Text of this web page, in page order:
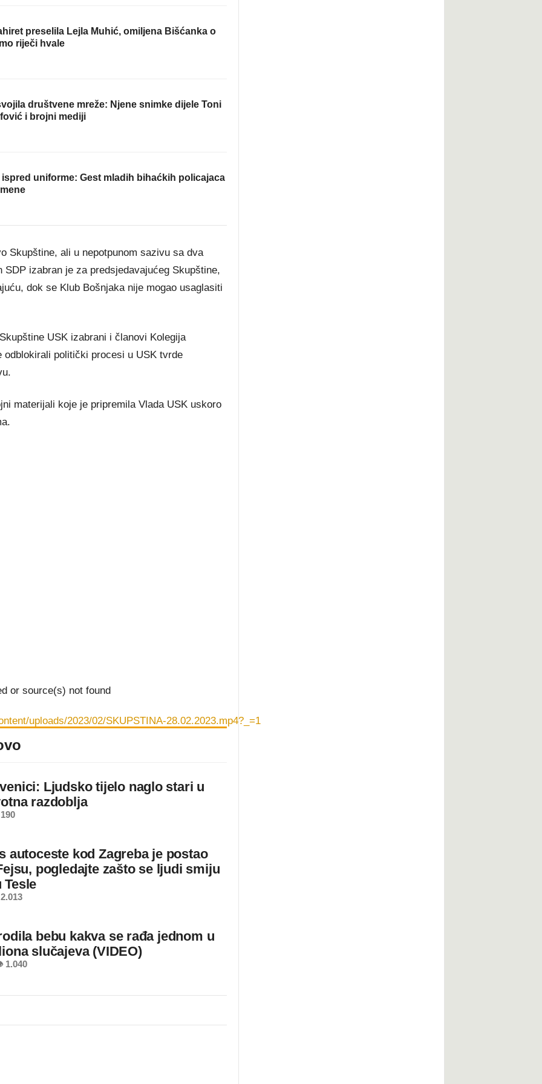
preselila Lejla Muhić, omiljena Bišćanka o
riječi hvale
društvene mreže: Njene snimke dijele Toni
i brojni mediji
uniforme: Gest mladih bihaćkih policajaca
Skupštine, ali u nepotpunom sazivu sa dva
izabran je za predsjedavajućeg Skupštine,
dok se Klub Bošnjaka nije mogao usaglasiti
USK izabrani i članovi Kolegija
politički procesi u USK tvrde
materijali koje je pripremila Vlada USK uskoro
or source(s) not found
uploads/2023/02/SKUPSTINA-28.02.2023.mp4?_=1
ili smanjivanje tona.
Ljudsko tijelo naglo stari u
razdoblja
autoceste kod Zagreba je postao
pogledajte zašto se ljudi smiju
Tesle
bebu kakva se rađa jednom u
slučajeva (VIDEO)